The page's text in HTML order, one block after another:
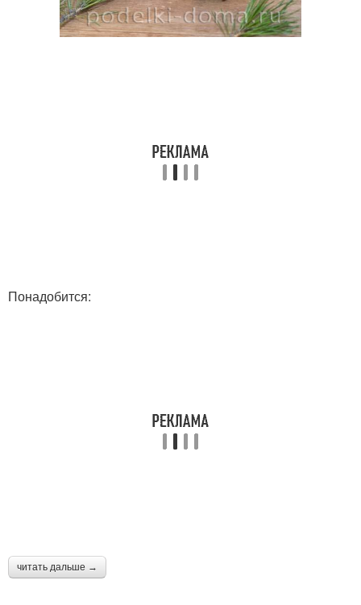
Понадобится:
читать дальше →